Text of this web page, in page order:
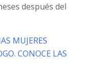
después del
MUJERES
CONOCE LAS